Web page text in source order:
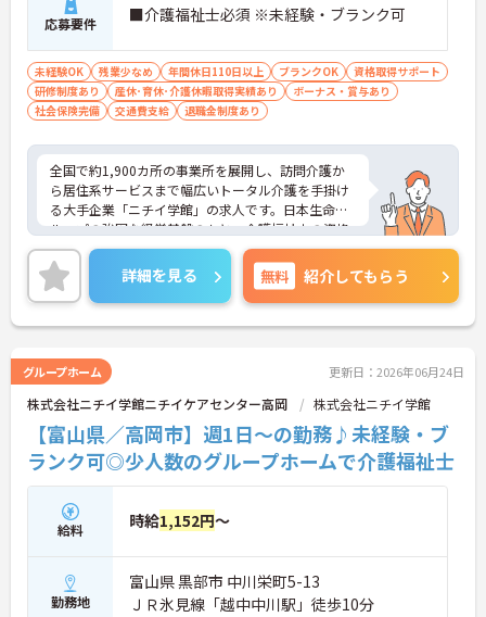
応募要件 ■介護福祉士必須 ※未経験・ブランク可
未経験OK 残業少なめ 年間休日110日以上 ブランクOK
資格取得サポート
研修制度あり
産休･育休･介護休暇取得実績あり
ボーナス・賞与あり
社会保険完備
交通費支給 退職金制度あり
全国で約1,900カ所の事業所を展開し、訪問介護か
ら居住系サービスまで幅広いトータル介護を手掛け
る大手企業「ニチイ学館」の求人です。日本生命グ
ループの強固な経営基盤のもと、介護福祉士の資格
を最大限に活かしてキャリアアップできる環境が整
っています。毎月1万8000円の資格手当が支給され
るだけでなく、将来的にサービス管理者や拠点管理
者、ケアマネジャーへと進むための「サービス管理
者研修」等の充実した支援制度が魅力です。20～30
一方で、40～60代の方も安心できる最大2万円の勤
続年数手当や退職金制度などの福利厚生を完備して
います。企業主導型保育所の利用や10～18歳のお子
様への子ども手当などライフステージの変化にも対
応しており、グループホームでの1対1の丁寧なケア
という現場のやりがいを感じながら、確かなキャリ
アと長期的な働きやすさの両方を手に入れられる職
場です。
＜介護福祉士の資格を活かし、さらなる高みを目指
せる環境です＞大手ならではの丁寧な拠点研修や半
年間のOJTがあり、新しい職場への不安をしっかり
解消できます。1ユニット9名の少人数制グループホ
詳細を見る 無料 紹介してもらう
グループホーム 更新日：2026年06月24日
株式会社ニチイ学館ニチイケアセンター高岡 株式会社ニチイ学館
【富山県／高岡市】週1日～の勤務♪未経験・ブ
ランク可◎少人数のグループホームで介護福祉士
給料 時給1,152円～
勤務地
富山県 黒部市 中川栄町5-13
ＪＲ氷見線「越中中川駅」徒歩10分